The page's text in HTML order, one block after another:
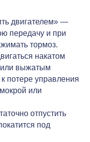
двигателем» —
передачу и при
тормоз.
накатом
или выжатым
потере управления
или
отпустить
под